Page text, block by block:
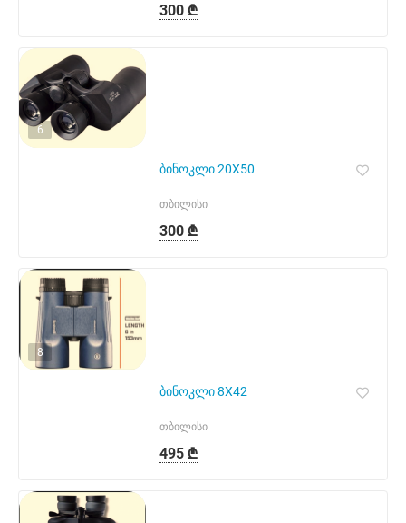
300 ₾
6
ბინოკლი 20X50
300 ₾
თბილისი
8
ბინოკლი 8X42
495 ₾
თბილისი